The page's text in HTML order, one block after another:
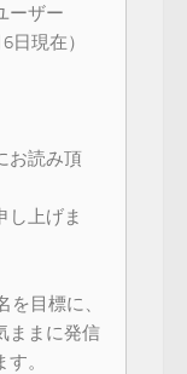
ーザー
日現在）
お読み頂
し上げま
を目標に、
ままに発信
。